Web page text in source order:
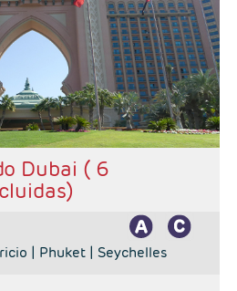
del cliente.
de habla hispana.
barbacoa.
guía de habla hispana.
Creek con traslados incluidos.
con guía de habla hispana. Almuerzo
regular guía de habla hispana.
( 6
| Phuket | Seychelles